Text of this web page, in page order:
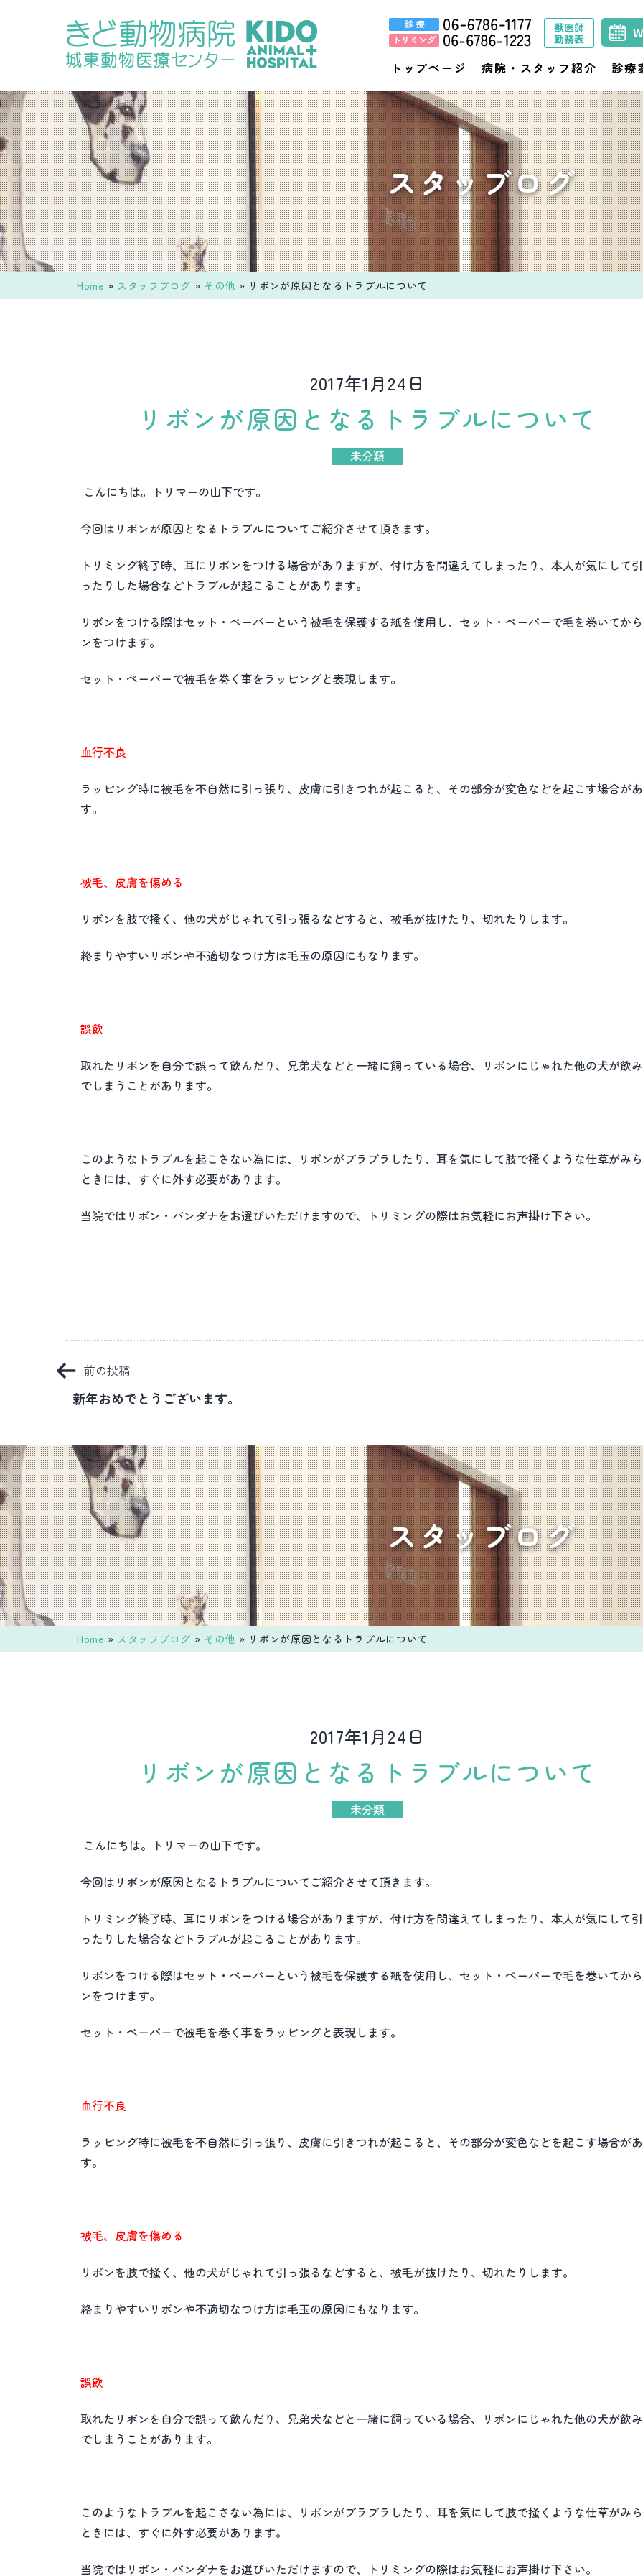
ツ
へ
ス
キ
ッ
プ
獣医師
勤務表
トップページ 病院・スタッフ紹介 診療
スタッブログ
Home » スタッフブログ » その他 » リボンが原因となるトラブルについて
2017年1月24日
リボンが原因となるトラブルについて
未分類
こんにちは。トリマーの山下です。
今回はリボンが原因となるトラブルについてご紹介させて頂きます。
トリミング終了時、耳にリボンをつける場合がありますが、付け方を間違えてしまったり、本人が気にして
ったりした場合などトラブルが起こることがあります。
リボンをつける際はセット・ペーパーという被毛を保護する紙を使用し、セット・ペーパーで毛を巻いてか
ンをつけます。
セット・ペーパーで被毛を巻く事をラッピングと表現します。
血行不良
ラッピング時に被毛を不自然に引っ張り、皮膚に引きつれが起こると、その部分が変色などを起こす場合が
す。
被毛、皮膚を傷める
リボンを肢で掻く、他の犬がじゃれて引っ張るなどすると、被毛が抜けたり、切れたりします。
絡まりやすいリボンや不適切なつけ方は毛玉の原因にもなります。
誤飲
取れたリボンを自分で誤って飲んだり、兄弟犬などと一緒に飼っている場合、リボンにじゃれた他の犬が飲
でしまうことがあります。
このようなトラブルを起こさない為には、リボンがブラブラしたり、耳を気にして肢で掻くような仕草がみ
ときには、すぐに外す必要があります。
当院ではリボン・バンダナをお選びいただけますので、トリミングの際はお気軽にお声掛け下さい。
投
稿
ゲ
ー
シ
ョ
ン
前の投稿
新年おめでとうございます。
スタッブログ
Home » スタッフブログ » その他 » リボンが原因となるトラブルについて
2017年1月24日
リボンが原因となるトラブルについて
未分類
こんにちは。トリマーの山下です。
今回はリボンが原因となるトラブルについてご紹介させて頂きます。
トリミング終了時、耳にリボンをつける場合がありますが、付け方を間違えてしまったり、本人が気にして
ったりした場合などトラブルが起こることがあります。
リボンをつける際はセット・ペーパーという被毛を保護する紙を使用し、セット・ペーパーで毛を巻いてか
ンをつけます。
セット・ペーパーで被毛を巻く事をラッピングと表現します。
血行不良
ラッピング時に被毛を不自然に引っ張り、皮膚に引きつれが起こると、その部分が変色などを起こす場合が
す。
被毛、皮膚を傷める
リボンを肢で掻く、他の犬がじゃれて引っ張るなどすると、被毛が抜けたり、切れたりします。
絡まりやすいリボンや不適切なつけ方は毛玉の原因にもなります。
誤飲
取れたリボンを自分で誤って飲んだり、兄弟犬などと一緒に飼っている場合、リボンにじゃれた他の犬が飲
でしまうことがあります。
このようなトラブルを起こさない為には、リボンがブラブラしたり、耳を気にして肢で掻くような仕草がみ
ときには、すぐに外す必要があります。
当院ではリボン・バンダナをお選びいただけますので、トリミングの際はお気軽にお声掛け下さい。